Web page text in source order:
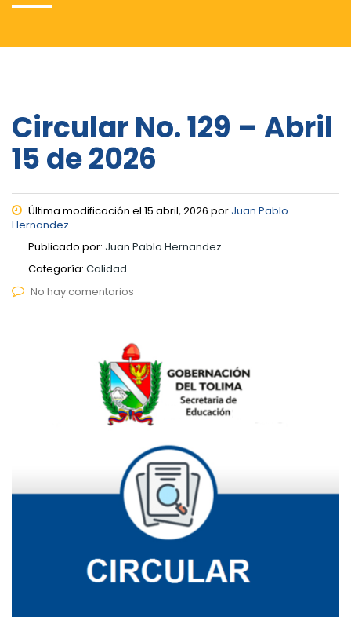
Circular No. 129 – Abril
15 de 2026
Última modificación el 15 abril, 2026 por Juan Pablo
Hernandez
Publicado por: Juan Pablo Hernandez
Categoría: Calidad
No hay comentarios